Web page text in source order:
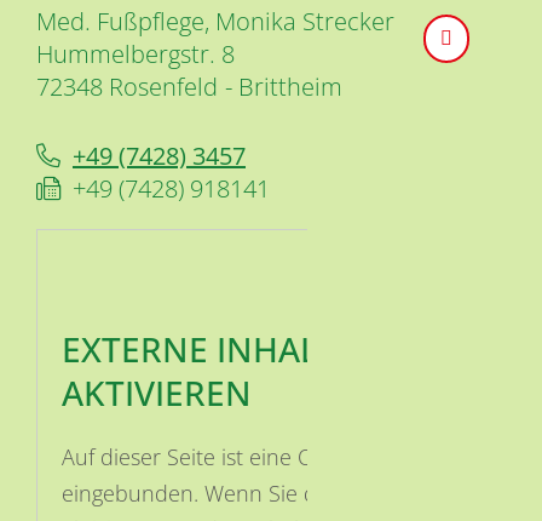
Med. Fußpflege, Monika Strecker
Brittheim
Hummelbergstr. 8
72348 Rosenfeld
+49 (7428) 3457
+49 (7428) 918141
EXTERNE INHALTE
AKTIVIEREN
Auf dieser Seite ist eine OSM Karte
eingebunden. Wenn Sie die Karte